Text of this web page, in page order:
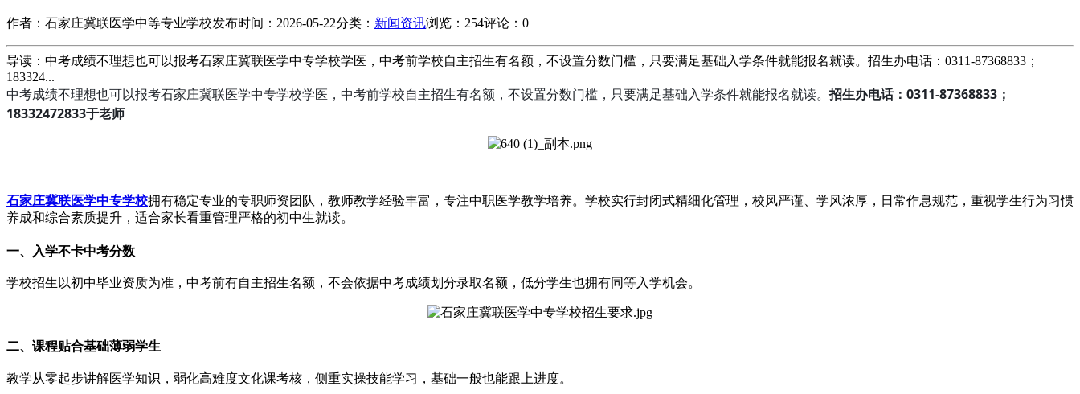
作者：石家庄冀联医学中等专业学校发布时间：2026-05-22分类： 新闻资讯浏览：254评论：0
导读：中考成绩不理想也可以报考石家庄冀联医学中专学校学医，中考前学校自主招生有名额，不设置分数门槛，只要满足基础入学条件就能报名就读。招生办电话：0311-87368833；
183324...
中考成绩不理想也可以报考石家庄冀联医学中专学校学医，中考前学校自主招生有名额，不设置分数门槛，只要满足基础入学条件就能报名就读。 招生办电话：0311-87368833；
18332472833于老师
石家庄冀联医学中专学校拥有稳定专业的专职师资团队，教师教学经验丰富，专注中职医学教学培养。学校实行封闭式精细化管理，校风严谨、学风浓厚，日常作息规范，重视学生行为习惯
养成和综合素质提升，适合家长看重管理严格的初中生就读。
一、入学不卡中考分数
学校招生以初中毕业资质为准，中考前有自主招生名额，不会依据中考成绩划分录取名额，低分学生也拥有同等入学机会。
二、课程贴合基础薄弱学生
教学从零起步讲解医学知识，弱化高难度文化课考核，侧重实操技能学习，基础一般也能跟上进度。